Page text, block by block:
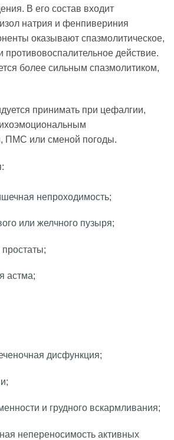
В его состав входит
натрия и фенпивериния
оказывают спазмолитическое,
действие.
более сильным спазмолитиком,
принимать при цефалгии,
ПМС или сменой погоды.
непроходимость;
или желчного пузыря;
астма;
дисфункция;
и грудного вскармливания;
непереносимость активных